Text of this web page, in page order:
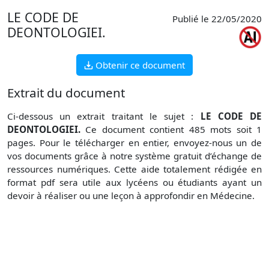
LE CODE DE
DEONTOLOGIEI.
Publié le 22/05/2020
Obtenir ce document
Extrait du document
Ci-dessous un extrait traitant le sujet : LE CODE DE
DEONTOLOGIEI. Ce document contient 485 mots soit 1
pages. Pour le télécharger en entier, envoyez-nous un de
vos documents grâce à notre système gratuit d’échange de
ressources numériques. Cette aide totalement rédigée en
format pdf sera utile aux lycéens ou étudiants ayant un
devoir à réaliser ou une leçon à approfondir en Médecine.